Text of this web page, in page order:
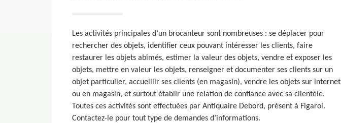
Les activités principales d’un brocanteur sont nombreuses : se déplacer pour
rechercher des objets, identifier ceux pouvant intéresser les clients, faire
restaurer les objets abîmés, estimer la valeur des objets, vendre et exposer les
objets, mettre en valeur les objets, renseigner et documenter ses clients sur un
objet particulier, accueillir ses clients (en magasin), vendre les objets sur internet
ou en magasin, et surtout établir une relation de confiance avec sa clientèle.
Toutes ces activités sont effectuées par Antiquaire Debord, présent à Figarol.
Contactez-le pour tout type de demandes d’informations.